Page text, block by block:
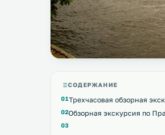
СОДЕРЖАНИЕ
Трехчасовая обзорная
Обзорная экскурсия по